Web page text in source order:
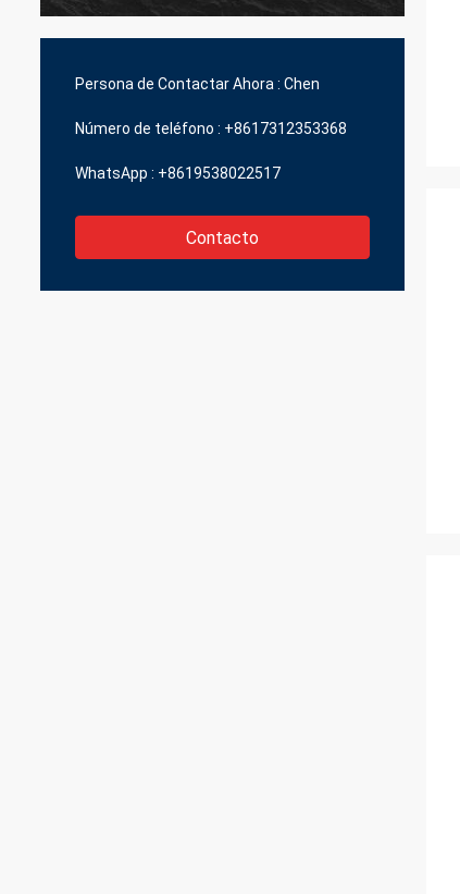
Persona de Contactar Ahora : Chen
Número de teléfono : +8617312353368
WhatsApp : +8619538022517
Contacto